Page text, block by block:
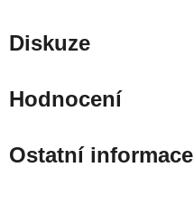
Diskuze
Hodnocení
Ostatní informace